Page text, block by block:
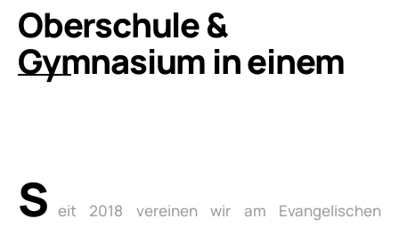
Oberschule &
Gymnasium in einem
S eit 2018 vereinen wir am Evangelischen